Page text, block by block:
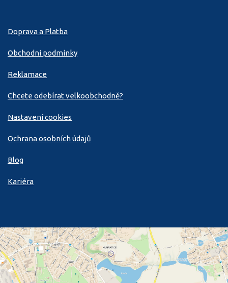
Doprava a Platba
Obchodní podmínky
Reklamace
Chcete odebírat velkoobchodně?
Nastavení cookies
Ochrana osobních údajů
Blog
Kariéra